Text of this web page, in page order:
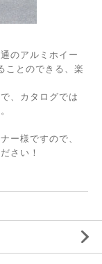
のアルミホイー
ことのできる、楽
、カタログでは
ー様ですので、
さい！